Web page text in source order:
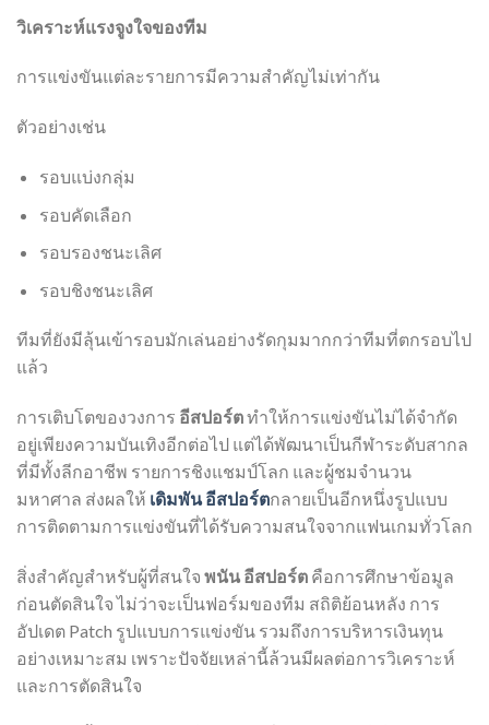
วิเคราะห์แรงจูงใจของทีม
การแข่งขันแต่ละรายการมีความสำคัญไม่เท่ากัน
ตัวอย่างเช่น
รอบแบ่งกลุ่ม
รอบคัดเลือก
รอบรองชนะเลิศ
รอบชิงชนะเลิศ
ทีมที่ยังมีลุ้นเข้ารอบมักเล่นอย่างรัดกุมมากกว่าทีมที่ตกรอบไป
แล้ว
การเติบโตของวงการ อีสปอร์ตทำให้การแข่งขันไม่ได้จำกัด
อยู่เพียงความบันเทิงอีกต่อไป แต่ได้พัฒนาเป็นกีฬาระดับสากล
ที่มีทั้งลีกอาชีพ รายการชิงแชมป์โลก และผู้ชมจำนวน
มหาศาล ส่งผลให้ เดิมพัน อีสปอร์ตกลายเป็นอีกหนึ่งรูปแบบ
การติดตามการแข่งขันที่ได้รับความสนใจจากแฟนเกมทั่วโลก
สิ่งสำคัญสำหรับผู้ที่สนใจ พนัน อีสปอร์ต คือการศึกษาข้อมูล
ก่อนตัดสินใจ ไม่ว่าจะเป็นฟอร์มของทีม สถิติย้อนหลัง การ
อัปเดต Patch รูปแบบการแข่งขัน รวมถึงการบริหารเงินทุน
อย่างเหมาะสม เพราะปัจจัยเหล่านี้ล้วนมีผลต่อการวิเคราะห์
และการตัดสินใจ